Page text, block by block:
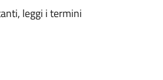
leggi i termini